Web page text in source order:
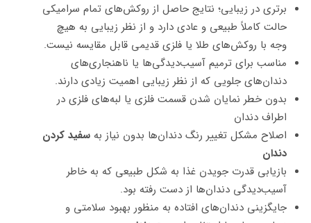
برتری در زیبایی؛ نتایج حاصل از روکش‌های تمام سرامیکی
حالت کاملاً طبیعی و عادی دارد و از نظر زیبایی به هیچ
وجه با روکش‌های طلا یا فلزی قدیمی قابل مقایسه نیست.
مناسب برای ترمیم آسیب‌دیدگی‌ها یا ناهنجاری‌های
دندان‌های جلویی که از نظر زیبایی اهمیت زیادی دارند.
بدون خطر نمایان شدن قسمت فلزی یا لبه‌های فلزی در
اطراف دندان
اصلاح مشکل تغییر رنگ دندان‌ها بدون نیاز به سفید کردن
دندان
بازیابی قدرت جویدن غذا به شکل طبیعی که به خاطر
آسیب‌دیدگی دندان‌ها از دست رفته بود.
جایگزینی دندان‌های افتاده به منظور بهبود سلامتی و